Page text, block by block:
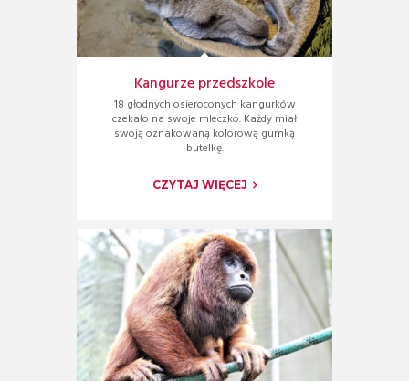
Kangurze przedszkole
18 głodnych osieroconych kangurków
czekało na swoje mleczko. Każdy miał
swoją oznakowaną kolorową gumką
butelkę.
CZYTAJ WIĘCEJ